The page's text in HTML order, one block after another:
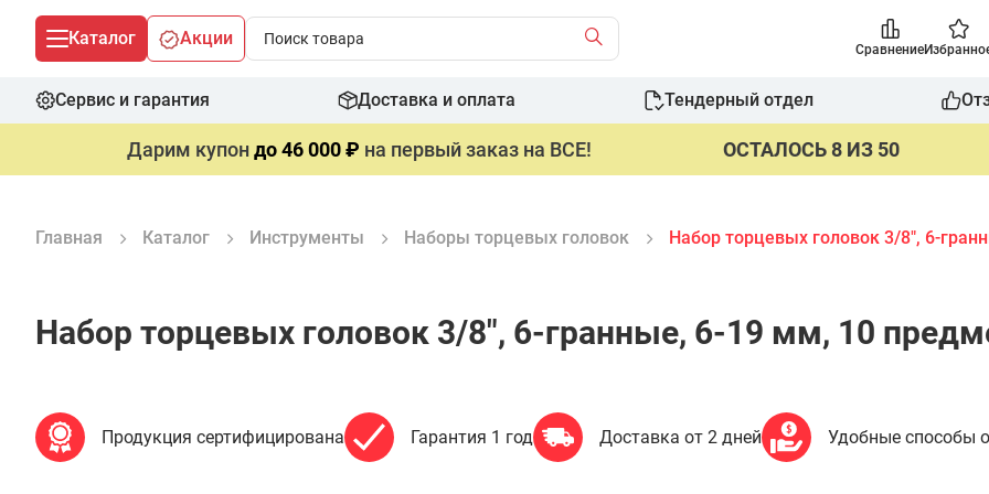
Каталог Акции
Сравнение
Сервис и гарантия Доставка и оплата Тендерный отдел
Дарим купондо 46 000 ₽ на первый заказ на ВСЕ! ОСТАЛОСЬ 8 ИЗ 50
Главная Каталог Инструменты Наборы торцевых головок Набор торцевых головок 3/8", 6-
Набор торцевых головок 3/8", 6-гранные, 6-19 мм, 10
Продукция сертифицирована Гарантия 1 год Доставка от 2 дней Удобные способы